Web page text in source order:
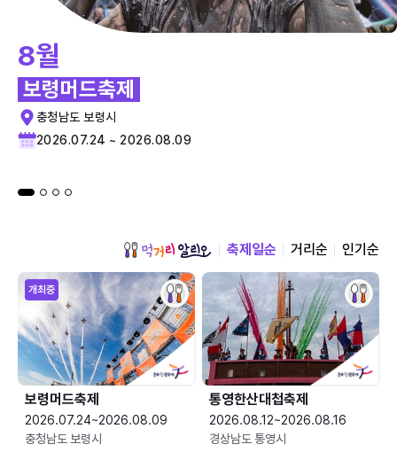
8월
보령머드축제
충청남도 보령시
2026.07.24 ~ 2026.08.09
축제일순 거리순 인기순
개최중
보령머드축제
2026.07.24~2026.08.09
충청남도 보령시
통영한산대첩축제
2026.08.12~2026.08.16
경상남도 통영시